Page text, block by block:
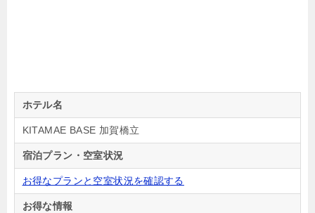
ホテル名
KITAMAE BASE 加賀橋立
宿泊プラン・空室状況
お得なプランと空室状況を確認する
お得な情報